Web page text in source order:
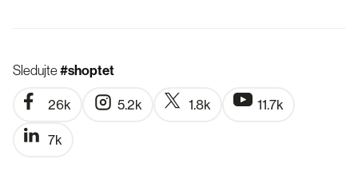
Sledujte#shoptet
26k 5.2k 1.8k 11.7k
7k